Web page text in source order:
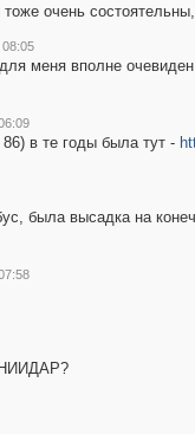
очень
меня вполне
в те годы была тут -
была высадка на
НИИДАР?